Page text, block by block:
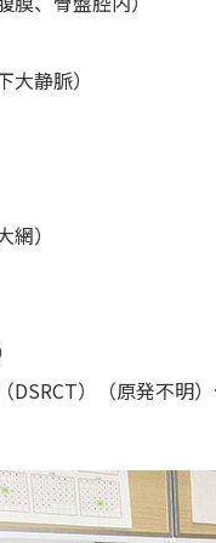
静脈）
）
DSRCT）（原発不明